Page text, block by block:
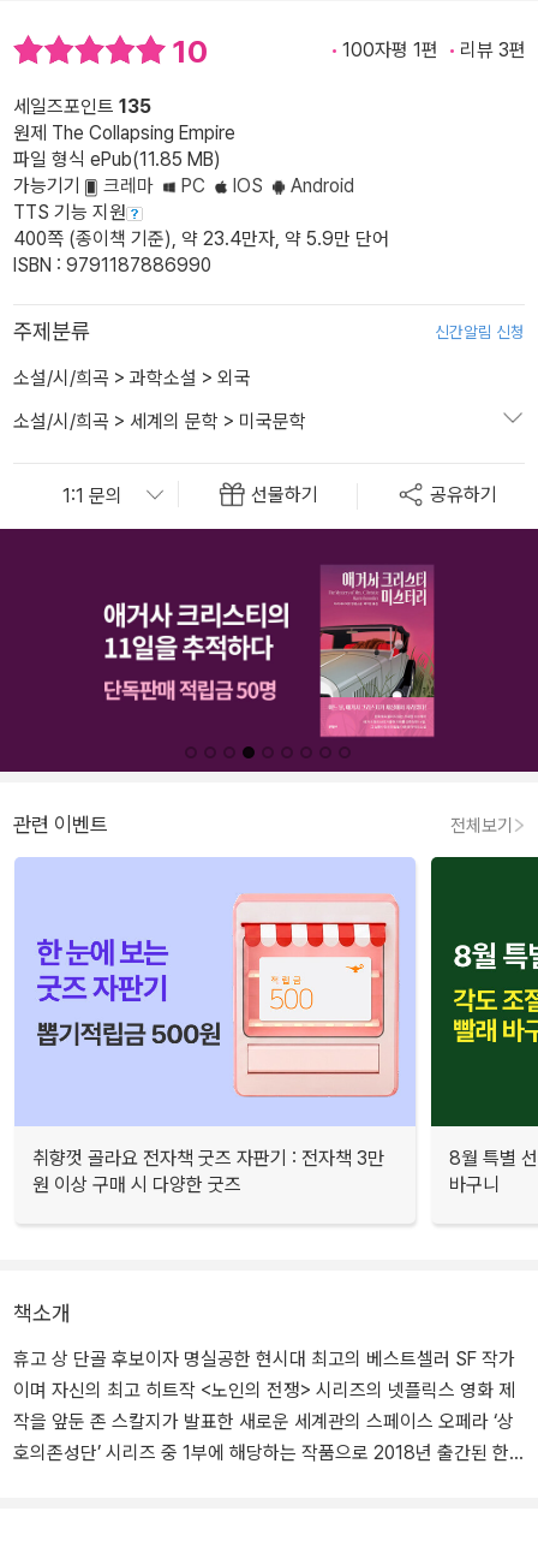
10 100자평 1편 리뷰 3편
세일즈포인트 135
원제 The Collapsing Empire
파일 형식 ePub(11.85 MB)
가능기기
크레마 PC IOS
Android
TTS 기능 지원
400쪽 (종이책 기준), 약 23.4만자, 약 5.9만 단어
ISBN : 9791187886990
주제분류 신간알림 신청
소설/시/희곡 > 과학소설 > 외국
소설/시/희곡 > 세계의 문학 > 미국문학
선물하기 공유하기
관련 이벤트 전체보기
취향껏 골라요 전자책 굿즈 자판기 : 전자책 3만
원 이상 구매 시 다양한 굿즈
8월 특별
바구니
책소개
휴고 상 단골 후보이자 명실공한 현시대 최고의 베스트셀러 SF 작가
이며 자신의 최고 히트작 <노인의 전쟁> 시리즈의 넷플릭스 영화 제
작을 앞둔 존 스칼지가 발표한 새로운 세계관의 스페이스 오페라 ‘상
호의존성단’ 시리즈 중 1부에 해당하는 작품으로 2018년 출간된 한